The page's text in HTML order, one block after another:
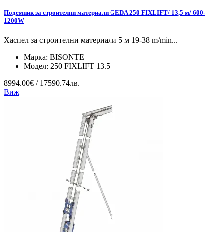
Подемник за строителни материали GEDA 250 FIXLIFT/ 13,5 м/ 600-
1200W
Хаспел за строителни материали 5 м 19-38 m/min...
Марка: BISONTE
Модел: 250 FIXLIFT 13.5
8994.00€ / 17590.74лв.
Виж